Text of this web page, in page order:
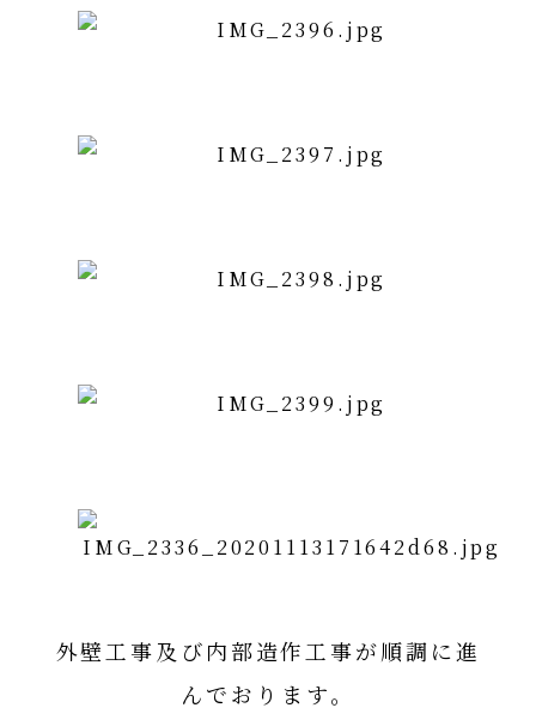
外壁工事及び内部造作工事が順調に進
んでおります。